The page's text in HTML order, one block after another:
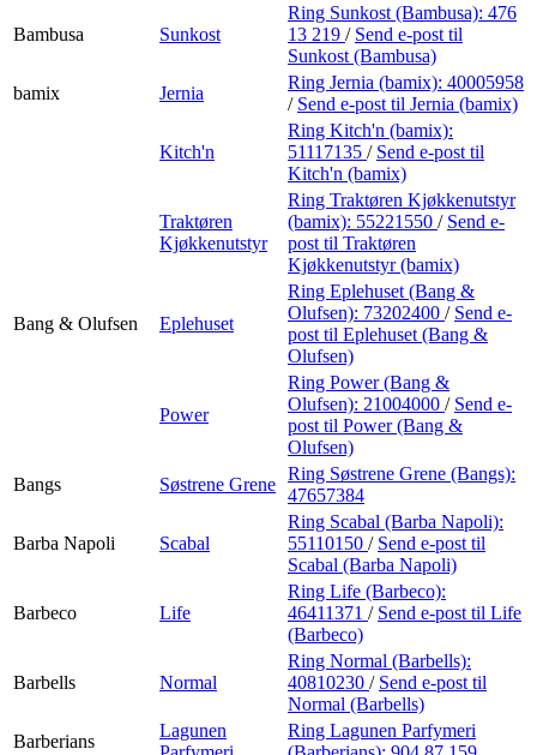
Bambusa Sunkost
Ring Sunkost (Bambusa): 476
13 219 / Send e-post til
Sunkost (Bambusa)
bamix
Jernia
Ring Jernia (bamix): 40005958
/ Send e-post til Jernia (bamix)
Kitch'n
Ring Kitch'n (bamix):
51117135 / Send e-post til
Kitch'n (bamix)
Traktøren
Kjøkkenutstyr
Ring Traktøren Kjøkkenutstyr
(bamix): 55221550 / Send e-
post til Traktøren
Kjøkkenutstyr (bamix)
Bang & Olufsen Eplehuset
Ring Eplehuset (Bang &
Olufsen): 73202400 / Send e-
post til Eplehuset (Bang &
Olufsen)
Power
Ring Power (Bang &
Olufsen): 21004000 / Send e-
post til Power (Bang &
Olufsen)
Bangs
Søstrene Grene
Ring Søstrene Grene (Bangs):
47657384
Barba Napoli Scabal
Ring Scabal (Barba Napoli):
55110150 / Send e-post til
Scabal (Barba Napoli)
Barbeco Life
Ring Life (Barbeco):
46411371 / Send e-post til Life
(Barbeco)
Barbells Normal
Ring Normal (Barbells):
40810230 / Send e-post til
Normal (Barbells)
Barberians
Lagunen
Ring Lagunen Parfymeri